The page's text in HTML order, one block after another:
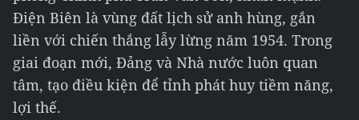
Điện Biên là vùng đất lịch sử anh hùng, gắn
liền với chiến thắng lẫy lừng năm 1954. Trong
giai đoạn mới, Đảng và Nhà nước luôn quan
tâm, tạo điều kiện để tỉnh phát huy tiềm năng,
lợi thế.